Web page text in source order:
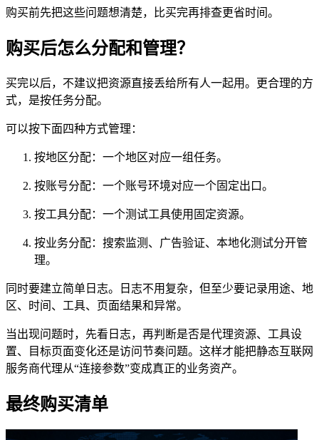
购买前先把这些问题想清楚，比买完再排查更省时间。
购买后怎么分配和管理？
买完以后，不建议把资源直接丢给所有人一起用。更合理的方
式，是按任务分配。
可以按下面四种方式管理：
按地区分配：一个地区对应一组任务。
按账号分配：一个账号环境对应一个固定出口。
按工具分配：一个测试工具使用固定资源。
按业务分配：搜索监测、广告验证、本地化测试分开管
理。
同时要建立简单日志。日志不用复杂，但至少要记录用途、地
区、时间、工具、页面结果和异常。
当出现问题时，先看日志，再判断是否是代理资源、工具设
置、目标页面变化还是访问节奏问题。这样才能把静态互联网
服务商代理从“连接参数”变成真正的业务资产。
最终购买清单